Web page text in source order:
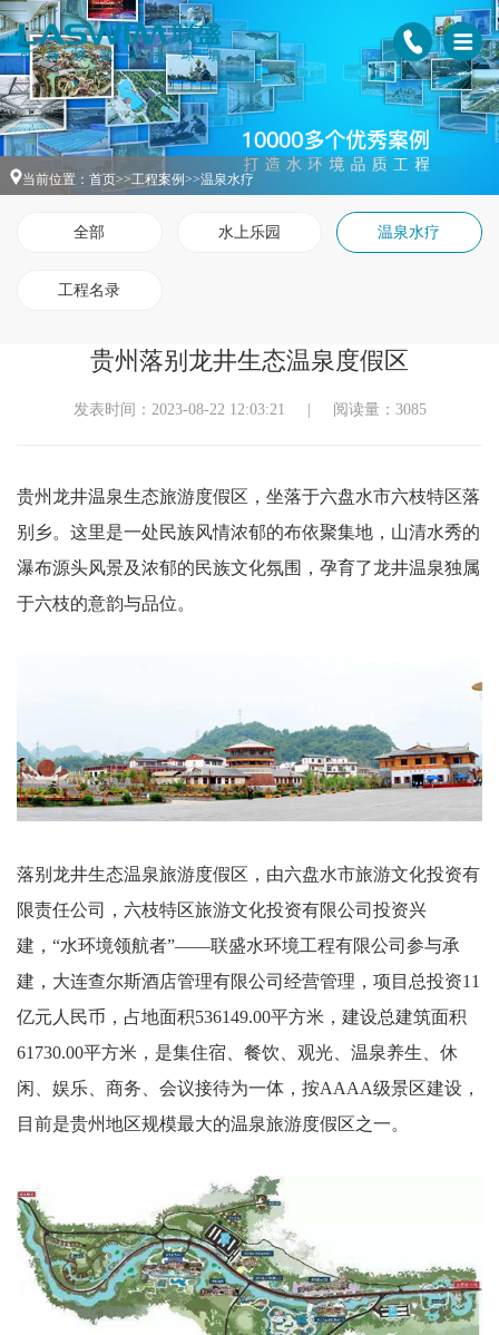
当前位置： 首页>>工程案例>>温泉水疗
全部 水上乐园 温泉水疗
工程名录
贵州落别龙井生态温泉度假区
发表时间：2023-08-22 12:03:21 阅读量：3085
贵州龙井温泉生态旅游度假区，坐落于六盘水市六枝特区落
别乡。这里是一处民族风情浓郁的布依聚集地，山清水秀的
瀑布源头风景及浓郁的民族文化氛围，孕育了龙井温泉独属
于六枝的意韵与品位。
落别龙井生态温泉旅游度假区，由六盘水市旅游文化投资有
限责任公司，六枝特区旅游文化投资有限公司投资兴
建，“水环境领航者”——联盛水环境工程有限公司参与承
建，大连查尔斯酒店管理有限公司经营管理，项目总投资11
亿元人民币，占地面积536149.00平方米，建设总建筑面积
61730.00平方米，是集住宿、餐饮、观光、温泉养生、休
闲、娱乐、商务、会议接待为一体，按AAAA级景区建设，
目前是贵州地区规模最大的温泉旅游度假区之一。